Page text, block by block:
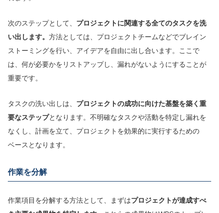
次のステップとして、 プロジェクトに関連する全てのタスクを洗
い出します。 方法としては、プロジェクトチームなどでブレイン
ストーミングを行い、アイデアを自由に出し合います。ここで
は、何が必要かをリストアップし、漏れがないようにすることが
重要です。
タスクの洗い出しは、 プロジェクトの成功に向けた基盤を築く重
要なステップとなります。不明確なタスクや活動を特定し漏れを
なくし、計画を立て、プロジェクトを効果的に実行するための
ベースとなります。
作業を分解
作業項目を分解する方法として、まずはプロジェクトが達成すべ